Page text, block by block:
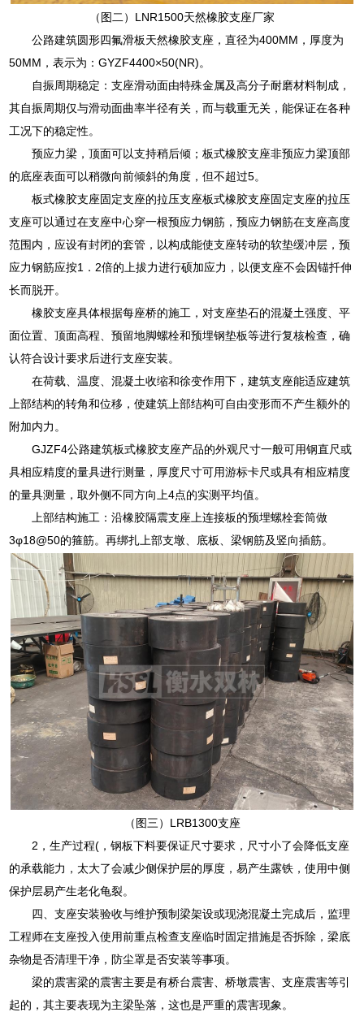
（图二）LNR1500天然橡胶支座厂家
公路建筑圆形四氟滑板天然橡胶支座，直径为400MM，厚度为
50MM，表示为：GYZF4400×50(NR)。
自振周期稳定：支座滑动面由特殊金属及高分子耐磨材料制成，
其自振周期仅与滑动面曲率半径有关，而与载重无关，能保证在各种
工况下的稳定性。
预应力梁，顶面可以支持稍后倾；板式橡胶支座非预应力梁顶部
的底座表面可以稍微向前倾斜的角度，但不超过5。
板式橡胶支座固定支座的拉压支座板式橡胶支座固定支座的拉压
支座可以通过在支座中心穿一根预应力钢筋，预应力钢筋在支座高度
范围内，应设有封闭的套管，以构成能使支座转动的软垫缓冲层，预
应力钢筋应按1．2倍的上拔力进行硕加应力，以便支座不会因锚扦伸
长而脱开。
橡胶支座具体根据每座桥的施工，对支座垫石的混凝土强度、平
面位置、顶面高程、预留地脚螺栓和预埋钢垫板等进行复核检查，确
认符合设计要求后进行支座安装。
在荷载、温度、混凝土收缩和徐变作用下，建筑支座能适应建筑
上部结构的转角和位移，使建筑上部结构可自由变形而不产生额外的
附加内力。
GJZF4公路建筑板式橡胶支座产品的外观尺寸一般可用钢直尺或
具相应精度的量具进行测量，厚度尺寸可用游标卡尺或具有相应精度
的量具测量，取外侧不同方向上4点的实测平均值。
上部结构施工：沿橡胶隔震支座上连接板的预埋螺栓套筒做
3φ18@50的箍筋。再绑扎上部支墩、底板、梁钢筋及竖向插筋。
（图三）LRB1300支座
2，生产过程(，钢板下料要保证尺寸要求，尺寸小了会降低支座
的承载能力，太大了会减少侧保护层的厚度，易产生露铁，使用中侧
保护层易产生老化龟裂。
四、支座安装验收与维护预制梁架设或现浇混凝土完成后，监理
工程师在支座投入使用前重点检查支座临时固定措施是否拆除，梁底
杂物是否清理干净，防尘罩是否安装等事项。
梁的震害梁的震害主要是有桥台震害、桥墩震害、支座震害等引
起的，其主要表现为主梁坠落，这也是严重的震害现象。